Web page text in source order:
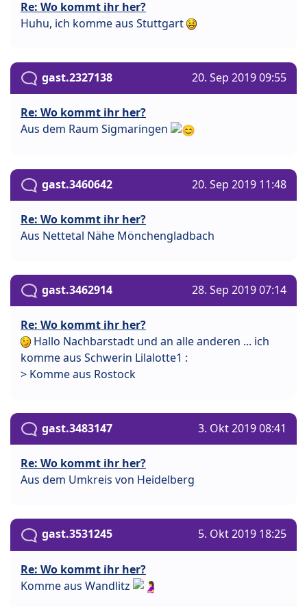
Re: Wo kommt ihr her?
Huhu, ich komme aus Stuttgart
gast.2327138 20. Sep 2019 09:55
Re: Wo kommt ihr her?
Aus dem Raum Sigmaringen
gast.3460642 20. Sep 2019 11:48
Re: Wo kommt ihr her?
Aus Nettetal Nähe Mönchengladbach
gast.3462914 28. Sep 2019 07:14
Re: Wo kommt ihr her?
Hallo Nachbarstadt und an alle anderen ... ich
komme aus Schwerin Lilalotte1 :
> Komme aus Rostock
gast.3483147 3. Okt 2019 08:41
Re: Wo kommt ihr her?
Aus dem Umkreis von Heidelberg
gast.3531245 5. Okt 2019 18:25
Re: Wo kommt ihr her?
Komme aus Wandlitz